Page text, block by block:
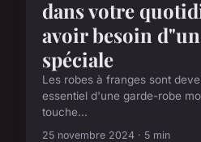
dans votre
avoir besoin
spéciale
Les robes à franges sont
essentiel d'une garde-robe
touche...
25 novembre 2024 · 5 min